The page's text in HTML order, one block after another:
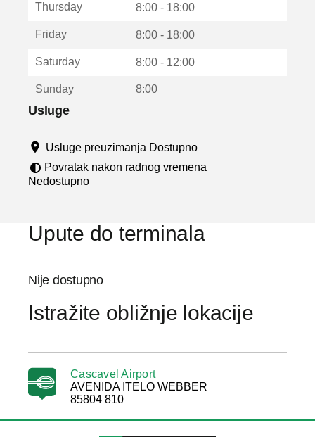
u
Thursday 8:00 - 18:00
Friday 8:00 - 18:00
Saturday 8:00 - 12:00
Sunday 8:00
Usluge
Usluge preuzimanja Dostupno
Povratak nakon radnog vremena
Nedostupno
Upute do terminala
Nije dostupno
Istražite obližnje lokacije
Cascavel Airport
AVENIDA ITELO WEBBER
85804 810